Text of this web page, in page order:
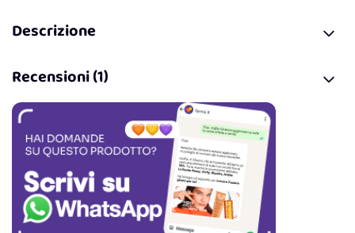
Descrizione
Recensioni (1)